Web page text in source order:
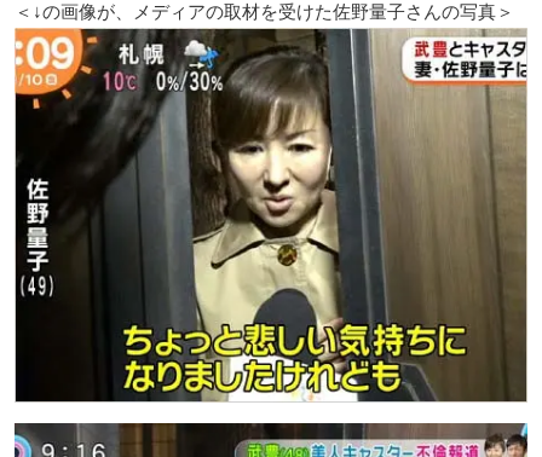
＜↓の画像が、メディアの取材を受けた佐野量子さんの写真＞